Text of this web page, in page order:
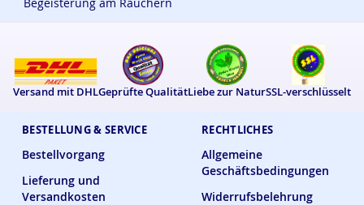
BESTELLUNG & SERVICE
Bestellvorgang
Lieferung und
Versandkosten
RECHTLICHES
Allgemeine
Geschäftsbedingungen
Widerrufsbelehrung
Versand mit DHLGeprüfte QualitätLiebe zur NaturSSL-verschlüsselt